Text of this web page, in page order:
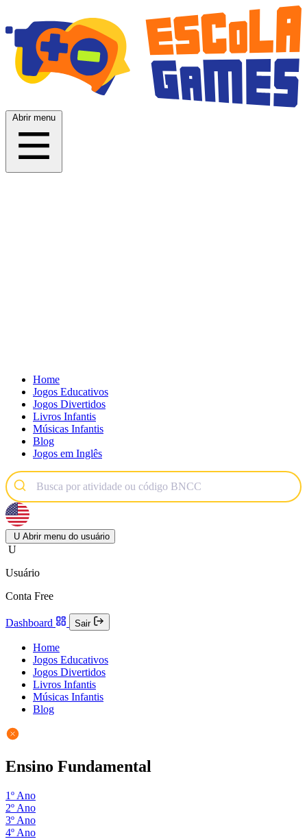
Abrir menu
Home
Jogos Educativos
Jogos Divertidos
Livros Infantis
Músicas Infantis
Blog
Jogos em Inglês
U Abrir menu do usuário
U
Usuário
Conta Free
Dashboard Sair
Home
Jogos Educativos
Jogos Divertidos
Livros Infantis
Músicas Infantis
Blog
Ensino Fundamental
1º Ano
2º Ano
3º Ano
4º Ano